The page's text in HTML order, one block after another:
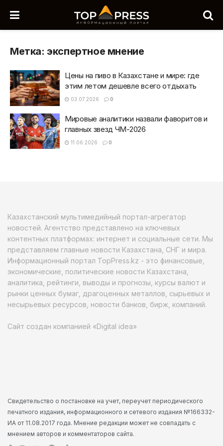
Метка:экспертное мнение
Цены на пиво в Казахстане и мире: где
этим летом дешевле всего отдыхать
03.07.2026 0
Мировые аналитики назвали фаворитов и
главных звезд ЧМ-2026
11.06.2026 0
Казахстанский мультимедийный портал-агрегатор
новостей. Агентство представлено на ключевых
контентных платформах: интернет и социальные сети. Мы
представляем главные новости Казахстана, СНГ и мира.
Информационный портал TopPress.kz - это финансовые,
экономические, политические новости Казахстана,
аналитика, рейтинги, выводы и прогнозы, курсы валют и
рынки ценных бумаг, драгоценных металлов, сырьевых и
несырьевых ресурсов, новости банков, бирж, компаний.
Сайт создан компанией «Digital idea»
Свидетельство о постановке на учет, переучет периодического
печатного издания, информационного и сетевого издания №166332-
ИА от 11.08.2017 года. Мнение редакции может не совпадать с
мнением авторов и комментаторов сайта.